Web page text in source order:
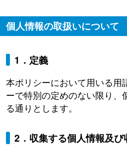
個人情報の取扱いについて
1．定義
本ポリシーにおいて用いる用
ーで特別の定めのない限り、
る通りとします。
2．収集する個人情報及び